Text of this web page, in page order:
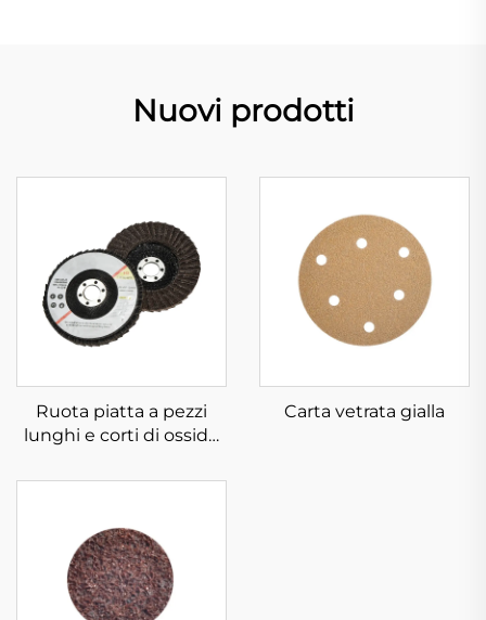
Nuovi prodotti
Ruota piatta a pezzi
lunghi e corti di ossido
Carta vetrata gialla